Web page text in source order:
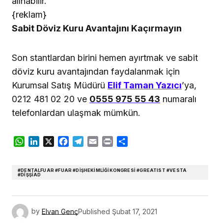
{reklam}
Sabit Döviz Kuru Avantajını Kaçırmayın
Son stantlardan birini hemen ayırtmak ve sabit
döviz kuru avantajından faydalanmak için
Kurumsal Satış Müdürü Elif Taman Yazıcı’ya,
0212 481 02 20 ve 0555 975 55 43 numaralı
telefonlardan ulaşmak mümkün.
WhatsApp
LinkedIn
X Facebook
Telegram
Email Print
#DENTALFUAR #FUAR #DIŞHEKIMLIĞIKONGRESI #GREATIST #VESTA
#DIŞŞIAD
by Elvan GençPublished Şubat 17, 2021